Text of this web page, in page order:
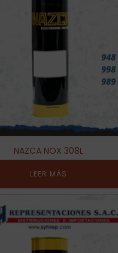
NAZCA NOX 308L
LEER MÁS